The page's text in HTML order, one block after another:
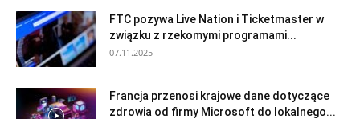
FTC pozywa Live Nation i Ticketmaster w
związku z rzekomymi programami...
07.11.2025
Francja przenosi krajowe dane dotyczące
zdrowia od firmy Microsoft do lokalnego...